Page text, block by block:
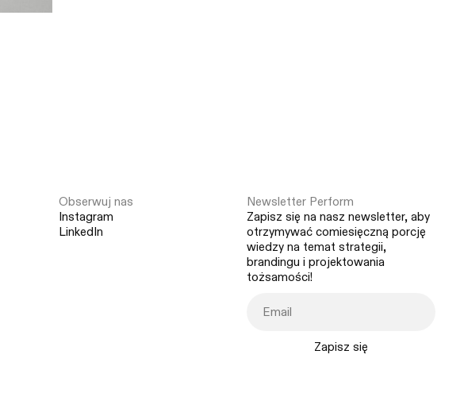
Obserwuj nas
Instagram
LinkedIn
Newsletter Perform
Zapisz się na nasz newsletter, aby
otrzymywać comiesięczną porcję
wiedzy na temat strategii,
brandingu i projektowania
tożsamości!
Zapisz się